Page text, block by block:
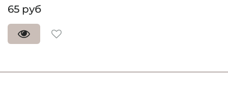
65 руб